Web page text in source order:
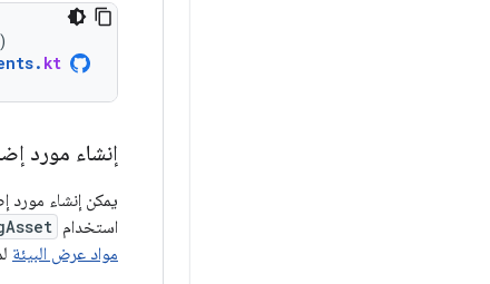
. kt
إنشاء مورد
يمكن إنشاء مورد
استخدام
مواد عرض البيئة